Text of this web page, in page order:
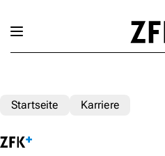
Startseite Karriere